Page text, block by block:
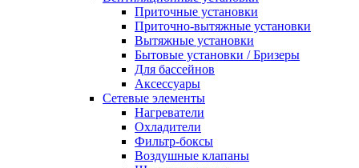
Приточные установки
Приточно-вытяжные установки
Вытяжные установки
Бытовые установки / Бризеры
Для бассейнов
Аксессуары
Сетевые элементы
Нагреватели
Охладители
Фильтр-боксы
Воздушные клапаны